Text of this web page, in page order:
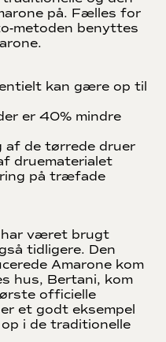
på. Fælles for
metoden benyttes
kan gære op til
er 40% mindre
af de tørrede druer
druematerialet
på træfade
har været brugt
tidligere. Den
Amarone kom
hus, Bertani, kom
officielle
et godt eksempel
i de traditionelle